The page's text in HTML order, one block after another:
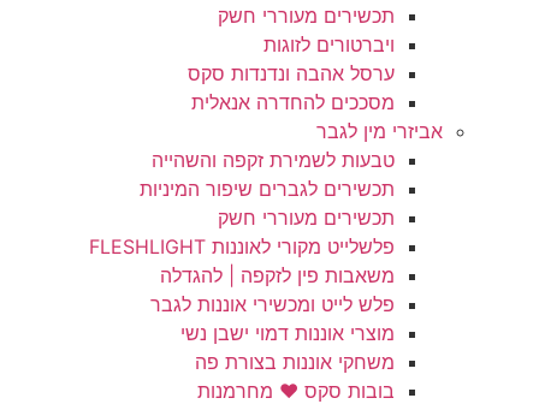
תכשירים מעוררי חשק
ויברטורים לזוגות
ערסל אהבה ונדנדות סקס
מסככים להחדרה אנאלית
אביזרי מין לגבר
טבעות לשמירת זקפה והשהייה
תכשירים לגברים שיפור המיניות
תכשירים מעוררי חשק
פלשלייט מקורי לאוננות FLESHLIGHT
משאבות פין לזקפה | להגדלה
פלש לייט ומכשירי אוננות לגבר
מוצרי אוננות דמוי ישבן נשי
משחקי אוננות בצורת פה
בובות סקס ❤️ מחרמנות